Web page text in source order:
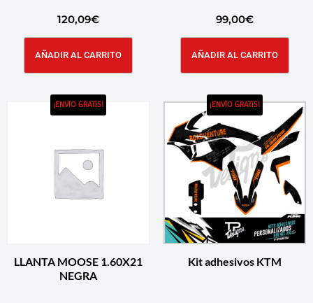
120,09€
AÑADIR AL CARRITO
99,00€
AÑADIR AL CARRITO
¡ENVÍO GRATIS!
LLANTA MOOSE 1.60X21
NEGRA
¡ENVÍO GRATIS!
Kit adhesivos KTM